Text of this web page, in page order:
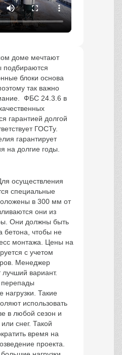
доме мечтают
подбираются
блоки основа
так важно
ФБС 24.3.6 в
гарантией долгой
ГОСТу.
гарантирует
на долгие годы.
осуществления
специальные
в 300 мм от
они из
Они должны быть
бетона, чтобы не
монтажа. Цены на
с учетом
Менеджер
вариант.
нагрузки. Такие
использовать
в любой сезон и
снег. Такой
время на
проекта.